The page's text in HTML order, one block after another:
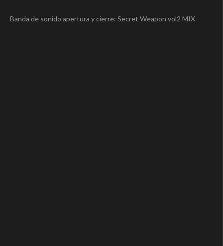
Banda de sonido apertura y cierre: Secret Weapon vol2 MIX